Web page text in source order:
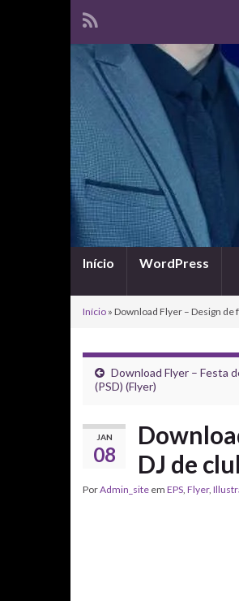
Início WordPress
Início » Download Flyer – Design de
Download Flyer – Festa
(PSD) (Flyer)
JAN
08
DJ de
PorAdmin_site em EPS, Flyer,